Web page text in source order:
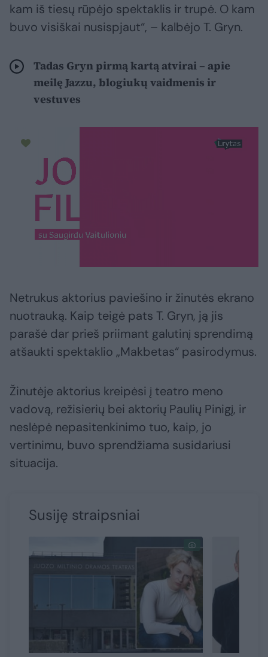
kam iš tiesų rūpėjo spektaklis ir trupė. O kam
buvo visiškai nusispjaut“, – kalbėjo T. Gryn.
Tadas Gryn pirmą kartą atvirai – apie
meilę Jazzu, blogiukų vaidmenis ir
vestuves
Netrukus aktorius paviešino ir žinutės ekrano
nuotrauką. Kaip teigė pats T. Gryn, ją jis
parašė dar prieš priimant galutinį sprendimą
atšaukti spektaklio „Makbetas“ pasirodymus.
Žinutėje aktorius kreipėsi į teatro meno
vadovą, režisierių bei aktorių Paulių Pinigį, ir
neslėpė nepasitenkinimo tuo, kaip, jo
vertinimu, buvo sprendžiama susidariusi
situacija.
Susiję straipsniai